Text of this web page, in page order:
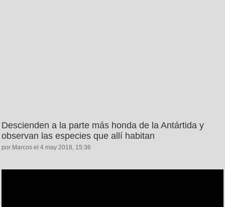
Descienden a la parte más honda de la Antártida y
observan las especies que allí habitan
por Marcos el 4 may 2018, 15:36